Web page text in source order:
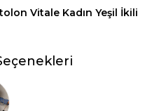
Vitale Kadın Yeşil İkili